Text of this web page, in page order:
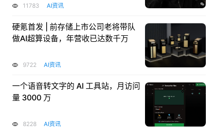
11783 AI资讯
硬氪首发 | 前存储上市公司老将带队
做AI超算设备，年营收已达数千万
9722 AI资讯
一个语音转文字的 AI 工具站，月访问
量 3000 万
8228 AI资讯